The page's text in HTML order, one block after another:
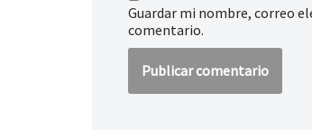
Guardar mi nombre, correo
comentario.